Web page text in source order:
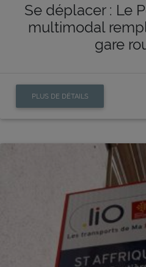
Se déplacer : Le
multimodal
gare
PLUS DE DÉTAILS